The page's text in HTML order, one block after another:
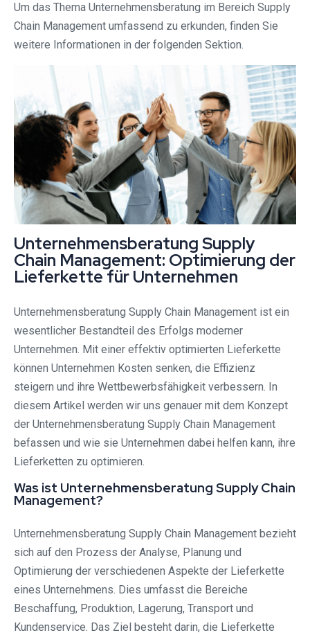
Um das Thema Unternehmensberatung im Bereich Supply
Chain Management umfassend zu erkunden, finden Sie
weitere Informationen in der folgenden Sektion.
Unternehmensberatung Supply
Chain Management: Optimierung der
Lieferkette für Unternehmen
Unternehmensberatung Supply Chain Management ist ein
wesentlicher Bestandteil des Erfolgs moderner
Unternehmen. Mit einer effektiv optimierten Lieferkette
können Unternehmen Kosten senken, die Effizienz
steigern und ihre Wettbewerbsfähigkeit verbessern. In
diesem Artikel werden wir uns genauer mit dem Konzept
der Unternehmensberatung Supply Chain Management
befassen und wie sie Unternehmen dabei helfen kann, ihre
Lieferketten zu optimieren.
Was ist Unternehmensberatung Supply Chain
Management?
Unternehmensberatung Supply Chain Management bezieht
sich auf den Prozess der Analyse, Planung und
Optimierung der verschiedenen Aspekte der Lieferkette
eines Unternehmens. Dies umfasst die Bereiche
Beschaffung, Produktion, Lagerung, Transport und
Kundenservice. Das Ziel besteht darin, die Lieferkette